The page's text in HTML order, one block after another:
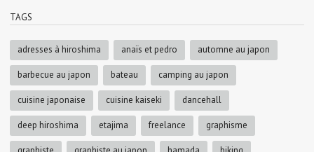
TAGS
adresses à hiroshima anaïs et pedro automne au japon
barbecue au japon bateau camping au japon
cuisine japonaise cuisine kaiseki dancehall
deep hiroshima etajima freelance graphisme